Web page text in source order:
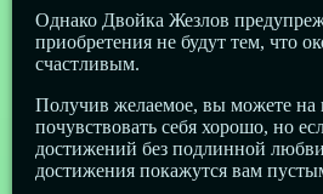
Однако Двойка Жезлов
приобретения не будут тем, что
счастливым.
Получив желаемое, вы можете на
почувствовать себя хорошо, но
достижений без подлинной любви
достижения покажутся вам